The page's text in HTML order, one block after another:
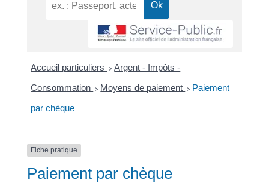
Accueil particuliers > Argent - Impôts -
Consommation > Moyens de paiement > Paiement
par chèque
Fiche pratique
Paiement par chèque